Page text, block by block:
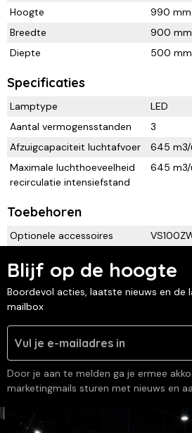
Hoogte
990 mm
Breedte
900 mm
Diepte
500 mm
Specificaties
Lamptype
LED
Aantal vermogensstanden
3
Afzuigcapaciteit luchtafvoer
645 m3/
Maximale luchthoeveelheid
recirculatie intensiefstand
645 m3/
Toebehoren
Optionele accessoires
Blijf op de hoogte
Boordevol acties, laatste nieuws en de
mailbox
Door je aan te melden ga je ermee
marketingmails sturen met nieuws en